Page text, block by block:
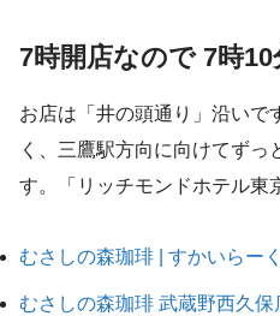
7時開店なので 7時
お店は「井の頭通り」沿いで
く、三鷹駅方向に向けてずっ
す。「リッチモンドホテル東
むさしの森珈琲 | すかいらー
むさしの森珈琲 武蔵野西久